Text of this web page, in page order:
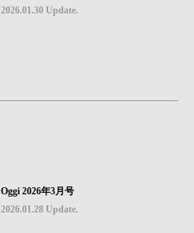
2026.01.30 Update.
Oggi 2026年3月号
2026.01.28 Update.